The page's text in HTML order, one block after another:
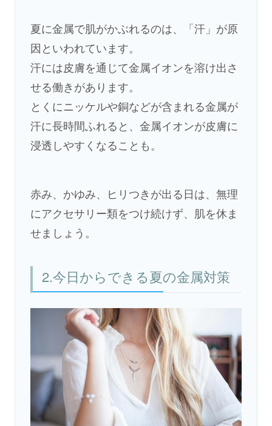
夏に金属で肌がかぶれるのは、「汗」が原
因といわれています。
汗には皮膚を通じて金属イオンを溶け出さ
せる働きがあります。
とくにニッケルや銅などが含まれる金属が
汗に長時間ふれると、金属イオンが皮膚に
浸透しやすくなることも。
赤み、かゆみ、ヒリつきが出る日は、無理
にアクセサリー類をつけ続けず、肌を休ま
せましょう。
2.今日からできる夏の金属対策